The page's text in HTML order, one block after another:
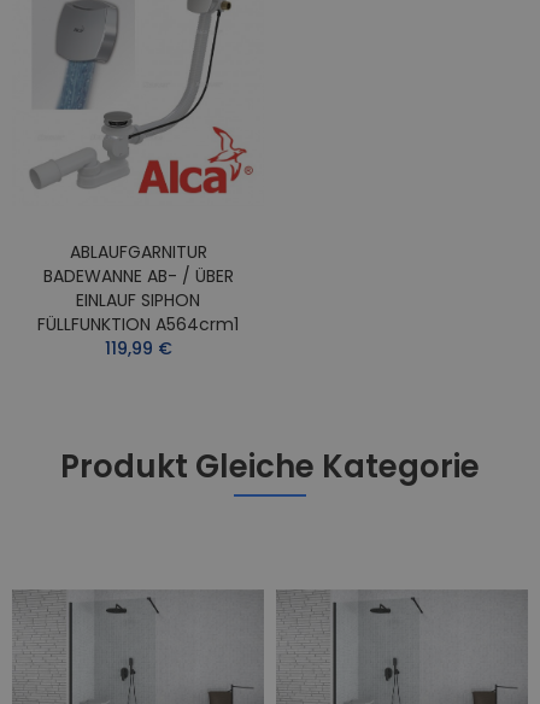
ABLAUFGARNITUR
BADEWANNE AB- / ÜBER
EINLAUF SIPHON
FÜLLFUNKTION A564crm1
119,99 €
Produkt Gleiche Kategorie